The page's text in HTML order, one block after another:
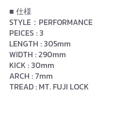
■ 仕様
STYLE：PERFORMANCE
PEICES : 3
LENGTH : 305mm
WIDTH : 290mm
KICK : 30mm
ARCH : 7mm
TREAD : MT. FUJI LOCK